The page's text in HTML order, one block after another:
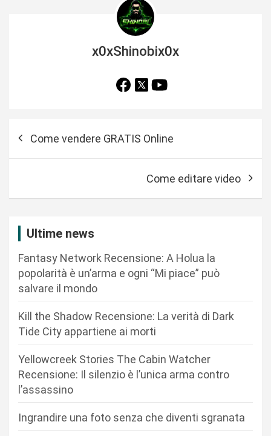
x0xShinobix0x
Come vendere GRATIS Online
Come editare video
Ultime news
Fantasy Network Recensione: A Holua la
popolarità è un’arma e ogni “Mi piace” può
salvare il mondo
Kill the Shadow Recensione: La verità di Dark
Tide City appartiene ai morti
Yellowcreek Stories The Cabin Watcher
Recensione: Il silenzio è l’unica arma contro
l’assassino
Ingrandire una foto senza che diventi sgranata